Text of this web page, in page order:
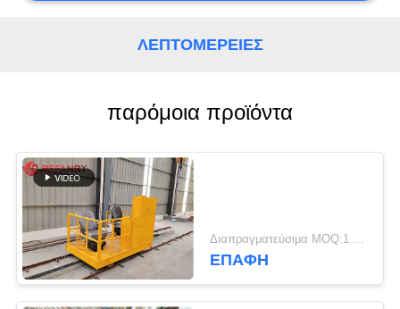
PRIVACY
ΛΕΠΤΟΜΈΡΕΙΕΣ
παρόμοια προϊόντα
Διαπραγματεύσιμα MOQ:1 σύνολο/σύνολα
ΕΠΑΦΉ